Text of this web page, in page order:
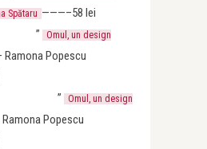
Spătaru ———–58 lei
Omul, un design
Ramona Popescu
Omul, un design
Ramona Popescu